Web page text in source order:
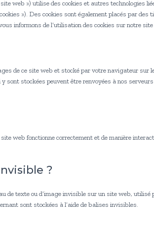
site web ») utilise des cookies et autres technologies
»). Des cookies sont également placés par des
informons de l’utilisation des cookies sur notre
de ce site web et stocké par votre navigateur sur
sont stockées peuvent être renvoyées à nos
web fonctionne correctement et de manière
?
de texte ou d’image invisible sur un site web,
sont stockées à l’aide de balises invisibles.